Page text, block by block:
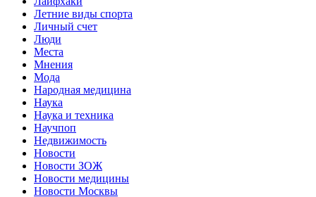
Летние виды спорта
Личный счет
Люди
Места
Мнения
Мода
Народная медицина
Наука
Наука и техника
Научпоп
Недвижимость
Новости
Новости ЗОЖ
Новости медицины
Новости Москвы